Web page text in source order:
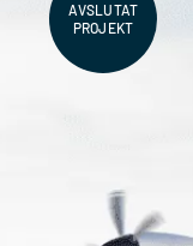
AVSLUTAT
PROJEKT